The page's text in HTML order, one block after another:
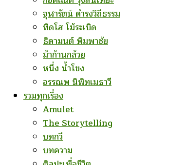
จุฬารัตน์ ดำรงวิถีธรรม
ทิดโส โม้ระเบิด
ธิดามนต์ พิมพาชัย
ม้าก้านกล้วย
หนึ่ง น้ำโขง
อรรณพ นิพิทเมธาวี
รวมทุกเรื่อง
Amulet
The Storytelling
บทกวี
บทความ